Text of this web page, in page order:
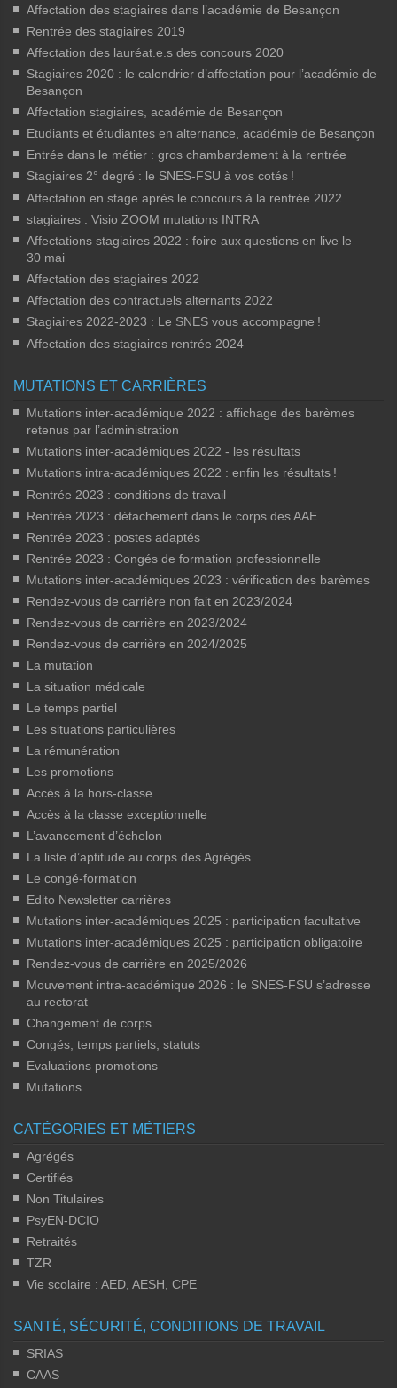
Affectation des stagiaires dans l’académie de Besançon
Rentrée des stagiaires 2019
Affectation des lauréat.e.s des concours 2020
Stagiaires 2020 : le calendrier d’affectation pour l’académie de
Besançon
Affectation stagiaires, académie de Besançon
Etudiants et étudiantes en alternance, académie de Besançon
Entrée dans le métier : gros chambardement à la rentrée
Stagiaires 2° degré : le SNES-FSU à vos cotés !
Affectation en stage après le concours à la rentrée 2022
stagiaires : Visio ZOOM mutations INTRA
Affectations stagiaires 2022 : foire aux questions en live le
30 mai
Affectation des stagiaires 2022
Affectation des contractuels alternants 2022
Stagiaires 2022-2023 : Le SNES vous accompagne !
Affectation des stagiaires rentrée 2024
MUTATIONS ET CARRIÈRES
Mutations inter-académique 2022 : affichage des barèmes
retenus par l’administration
Mutations inter-académiques 2022 - les résultats
Mutations intra-académiques 2022 : enfin les résultats !
Rentrée 2023 : conditions de travail
Rentrée 2023 : détachement dans le corps des AAE
Rentrée 2023 : postes adaptés
Rentrée 2023 : Congés de formation professionnelle
Mutations inter-académiques 2023 : vérification des barèmes
Rendez-vous de carrière non fait en 2023/2024
Rendez-vous de carrière en 2023/2024
Rendez-vous de carrière en 2024/2025
La mutation
La situation médicale
Le temps partiel
Les situations particulières
La rémunération
Les promotions
Accès à la hors-classe
Accès à la classe exceptionnelle
L’avancement d’échelon
La liste d’aptitude au corps des Agrégés
Le congé-formation
Edito Newsletter carrières
Mutations inter-académiques 2025 : participation facultative
Mutations inter-académiques 2025 : participation obligatoire
Rendez-vous de carrière en 2025/2026
Mouvement intra-académique 2026 : le SNES-FSU s’adresse
au rectorat
Changement de corps
Congés, temps partiels, statuts
Evaluations promotions
Mutations
CATÉGORIES ET MÉTIERS
Agrégés
Certifiés
Non Titulaires
PsyEN-DCIO
Retraités
TZR
Vie scolaire : AED, AESH, CPE
SANTÉ, SÉCURITÉ, CONDITIONS DE TRAVAIL
SRIAS
CAAS